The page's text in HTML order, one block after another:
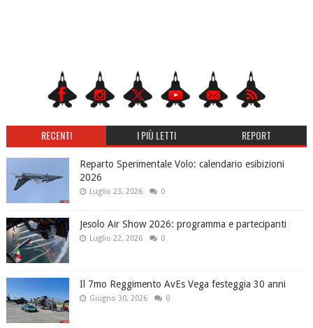
RECENTI I PIÙ LETTI REPORT
Reparto Sperimentale Volo: calendario esibizioni
2026
Luglio 23, 2026 0
Jesolo Air Show 2026: programma e partecipanti
Luglio 22, 2026 0
Il 7mo Reggimento AvEs Vega festeggia 30 anni
Giugno 30, 2026 0